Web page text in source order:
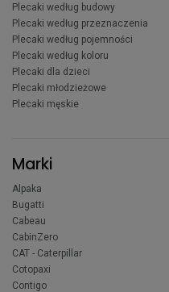
Plecaki według budowy
Plecaki według przeznaczenia
Plecaki według pojemności
Plecaki według koloru
Plecaki dla dzieci
Plecaki młodzieżowe
Plecaki męskie
Marki
Alpaka
Bugatti
Cabeau
CabinZero
CAT - Caterpillar
Cotopaxi
Contigo